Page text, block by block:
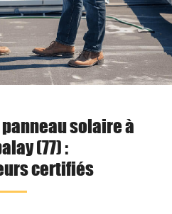
solaire à
(77) :
certifiés